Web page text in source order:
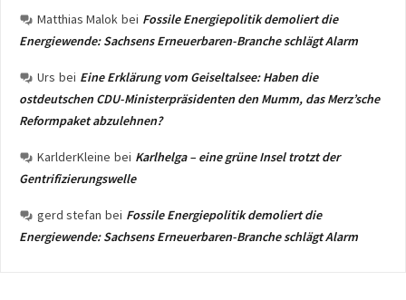
Matthias Malok bei Fossile Energiepolitik demoliert die
Energiewende: Sachsens Erneuerbaren-Branche schlägt Alarm
Urs bei Eine Erklärung vom Geiseltalsee: Haben die
ostdeutschen CDU-Ministerpräsidenten den Mumm, das Merz’sche
Reformpaket abzulehnen?
KarlderKleine bei Karlhelga – eine grüne Insel trotzt der
Gentrifizierungswelle
gerd stefan bei Fossile Energiepolitik demoliert die
Energiewende: Sachsens Erneuerbaren-Branche schlägt Alarm